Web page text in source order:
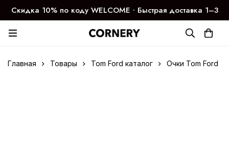
Скидка 10% по коду WELCOME ∙ Быстрая доставка 1–3
дня
Главная Товары Tom Ford каталог Очки Tom Ford